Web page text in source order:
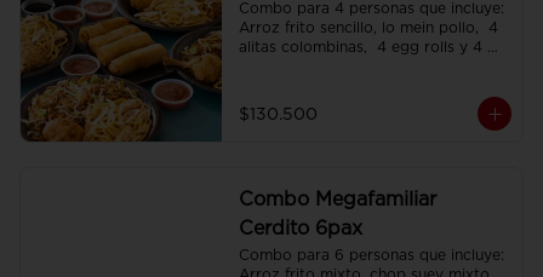
Combo para 4 personas que incluye:
Arroz frito sencillo, lo mein pollo,  4
alitas colombinas,  4 egg rolls y 4
$130.500
Combo Megafamiliar
Cerdito 6pax
Combo para 6 personas que incluye: